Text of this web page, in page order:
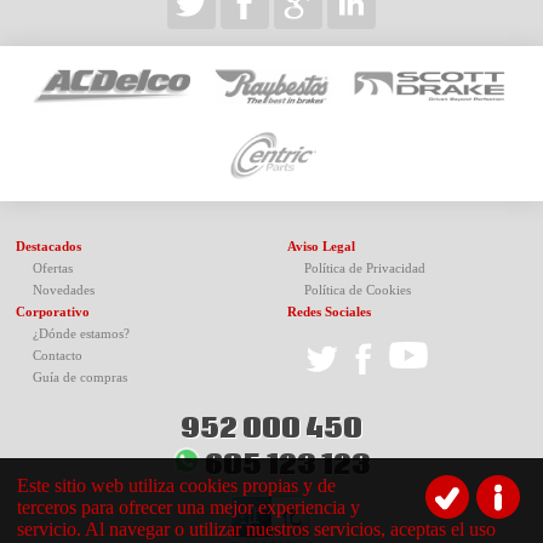
Destacados
Ofertas
Novedades
Corporativo
¿Dónde estamos?
Contacto
Guía de compras
Aviso Legal
Política de Privacidad
Política de Cookies
Redes Sociales
952 000 450
605 123 123
Este sitio web utiliza cookies propias y de
terceros para ofrecer una mejor experiencia y
servicio. Al navegar o utilizar nuestros servicios, aceptas el uso